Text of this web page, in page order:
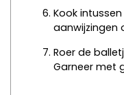
Kook
aanwijzingen
Roer de
Garneer met